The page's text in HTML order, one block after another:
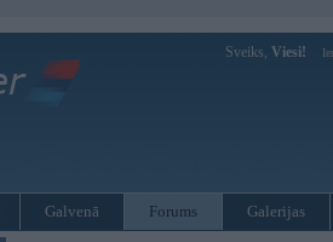
Sveiks, Viesi!
Galvenā Forums Galerijas